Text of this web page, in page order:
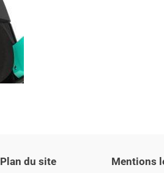
Plan du site Mentions